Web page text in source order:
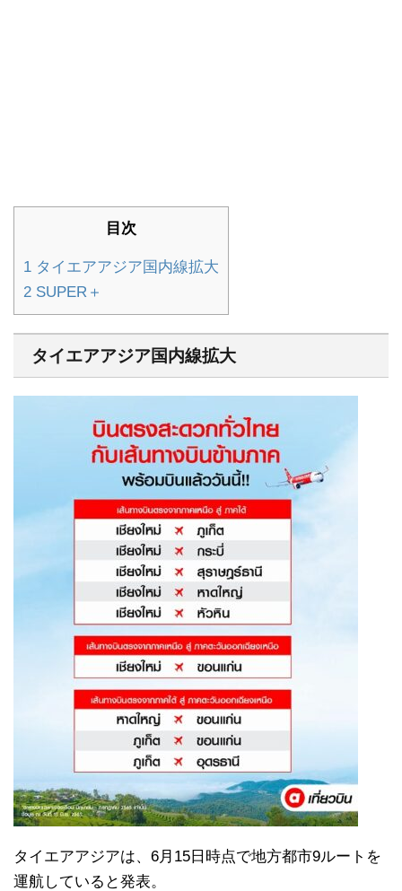
目次
1 タイエアアジア国内線拡大
2 SUPER＋
タイエアアジア国内線拡大
タイエアアジアは、6月15日時点で地方都市9ルートを
運航していると発表。